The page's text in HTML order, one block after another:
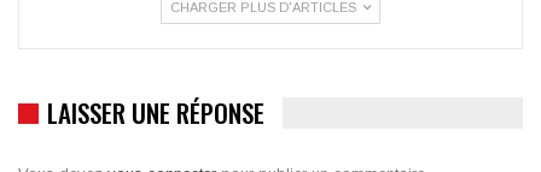
CHARGER PLUS D'ARTICLES
LAISSER UNE RÉPONSE